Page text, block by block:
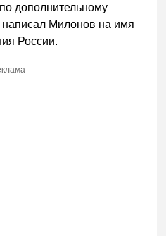
дополнительному
Милонов на имя
России.